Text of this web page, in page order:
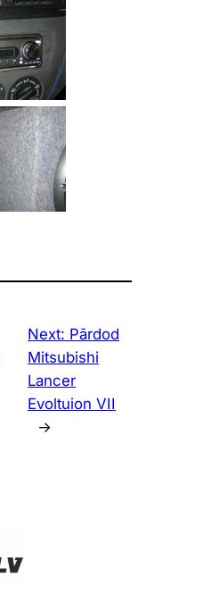
Next: Pārdod
Mitsubishi
Lancer
Evoltuion VII
→